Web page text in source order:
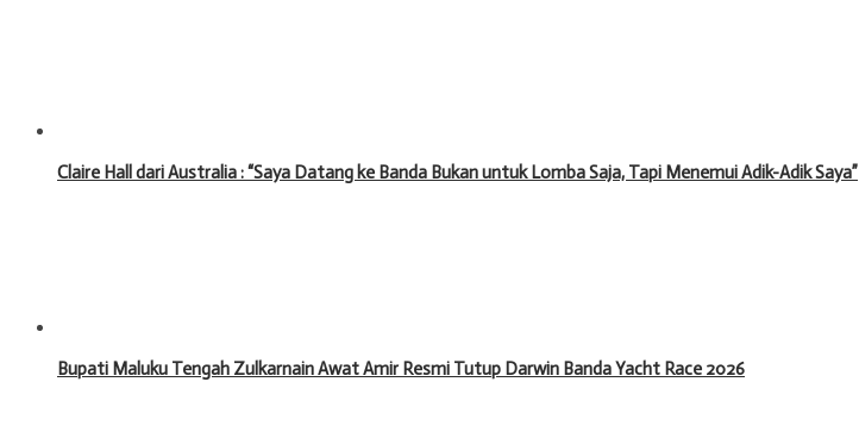
Claire Hall dari Australia : “Saya Datang ke Banda Bukan untuk Lomba Saja, Tapi Menemui Adik-Adik Saya”
Bupati Maluku Tengah Zulkarnain Awat Amir Resmi Tutup Darwin Banda Yacht Race 2026